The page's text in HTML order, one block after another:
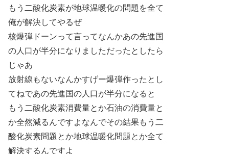
もう二酸化炭素が地球温暖化の問題を全て
俺が解決してやるぜ
核爆弾ドーンって言ってなんかあの先進国
の人口が半分になりましただったとしたら
じゃあ
放射線もないなんかすげー爆弾作ったとし
てねであの先進国の人口が半分になると
もう二酸化炭素消費量とか石油の消費量と
か全然減るんですよなんでその結果もう二
酸化炭素問題とか地球温暖化問題とか全て
解決するんですよ